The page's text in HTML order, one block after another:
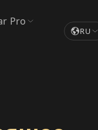
Pro
RU